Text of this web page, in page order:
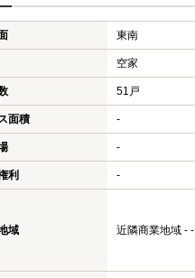
東南
空家
51戸
面積 -
-
利 -
域 近隣商業地域 - -